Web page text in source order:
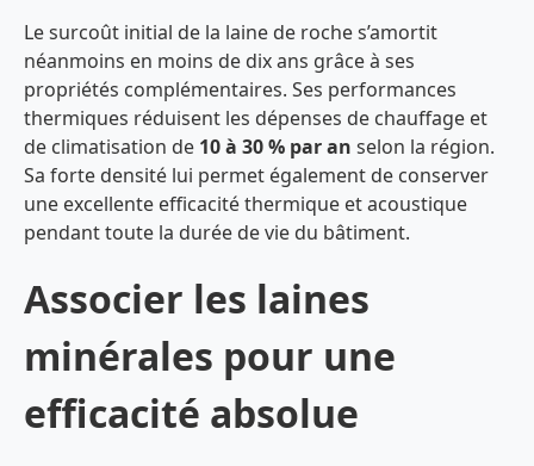
Le surcoût initial de la laine de roche s’amortit
néanmoins en moins de dix ans grâce à ses
propriétés complémentaires. Ses performances
thermiques réduisent les dépenses de chauffage et
de climatisation de 10 à 30 % par an selon la région.
Sa forte densité lui permet également de conserver
une excellente efficacité thermique et acoustique
pendant toute la durée de vie du bâtiment.
Associer les laines
minérales pour une
efficacité absolue